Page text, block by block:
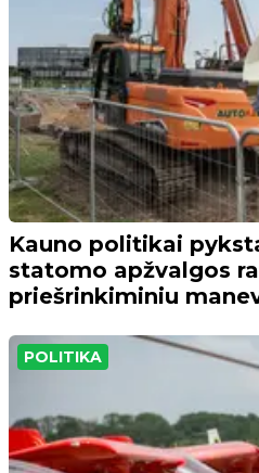
Kauno politikai
statomo apžvalgos
priešrinkiminiu
POLITIKA